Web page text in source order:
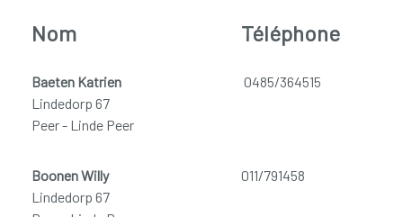
Nom Téléphone
Baeten Katrien
Lindedorp 67
Peer - Linde Peer
0485/364515
Boonen Willy
Lindedorp 67
011/791458